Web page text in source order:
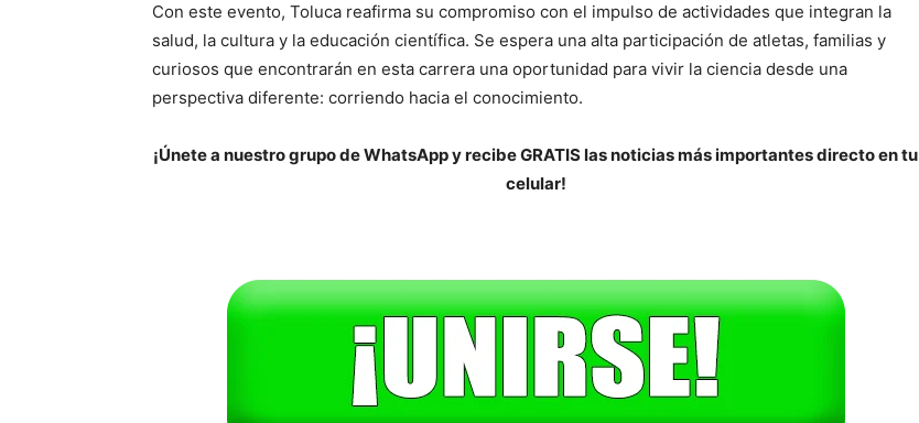
Con este evento, Toluca reafirma su compromiso con el impulso de actividades que integran la
salud, la cultura y la educación científica. Se espera una alta participación de atletas, familias y
curiosos que encontrarán en esta carrera una oportunidad para vivir la ciencia desde una
perspectiva diferente: corriendo hacia el conocimiento.
¡Únete a nuestro grupo de WhatsApp y recibe GRATIS las noticias más importantes directo en tu
celular!